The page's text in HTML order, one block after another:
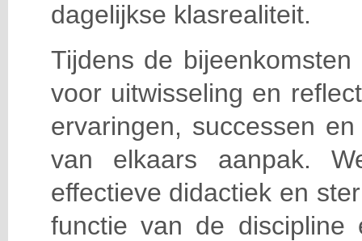
dagelijkse klasrealiteit.
Tijdens de
voor uitwisseling en
ervaringen, successen
van elkaars aanpak.
effectieve didactiek en
functie van de discipline